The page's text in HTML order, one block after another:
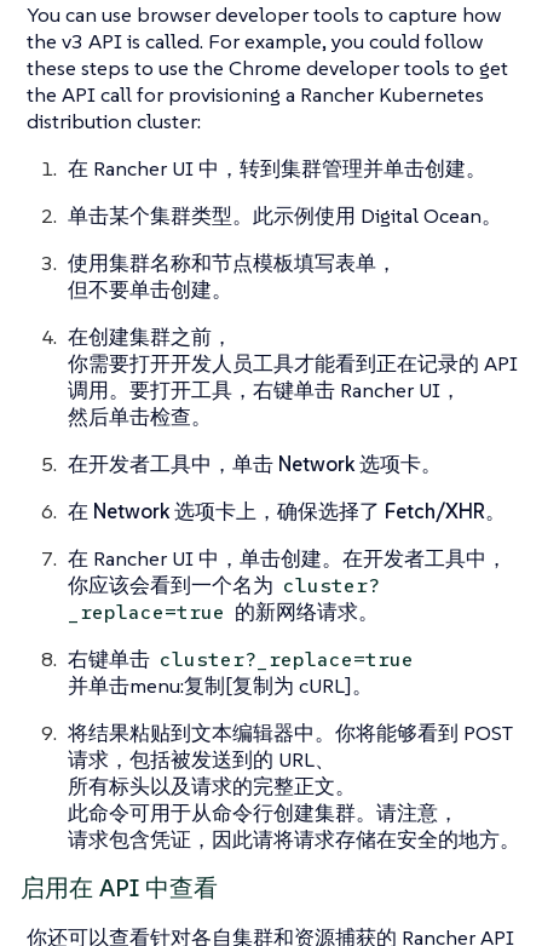
You can use browser developer tools to capture how
the v3 API is called. For example, you could follow
these steps to use the Chrome developer tools to get
the API call for provisioning a Rancher Kubernetes
distribution cluster:
在 Rancher UI 中，转到集群管理并单击创建。
单击某个集群类型。此示例使用 Digital Ocean。
使用集群名称和节点模板填写表单，
但不要单击创建。
在创建集群之前，
你需要打开开发人员工具才能看到正在记录的 API
调用。要打开工具，右键单击 Rancher UI，
然后单击检查。
在开发者工具中，单击 Network选项卡。
在 Network选项卡上，确保选择了 Fetch/XHR。
在 Rancher UI 中，单击创建。在开发者工具中，
你应该会看到一个名为 cluster?
_replace=true 的新网络请求。
右键单击 cluster?_replace=true
并单击menu:复制[复制为 cURL]。
将结果粘贴到文本编辑器中。你将能够看到 POST
请求，包括被发送到的 URL、
所有标头以及请求的完整正文。
此命令可用于从命令行创建集群。请注意，
请求包含凭证，因此请将请求存储在安全的地方。
启用在 API 中查看
你还可以查看针对各自集群和资源捕获的 Rancher API